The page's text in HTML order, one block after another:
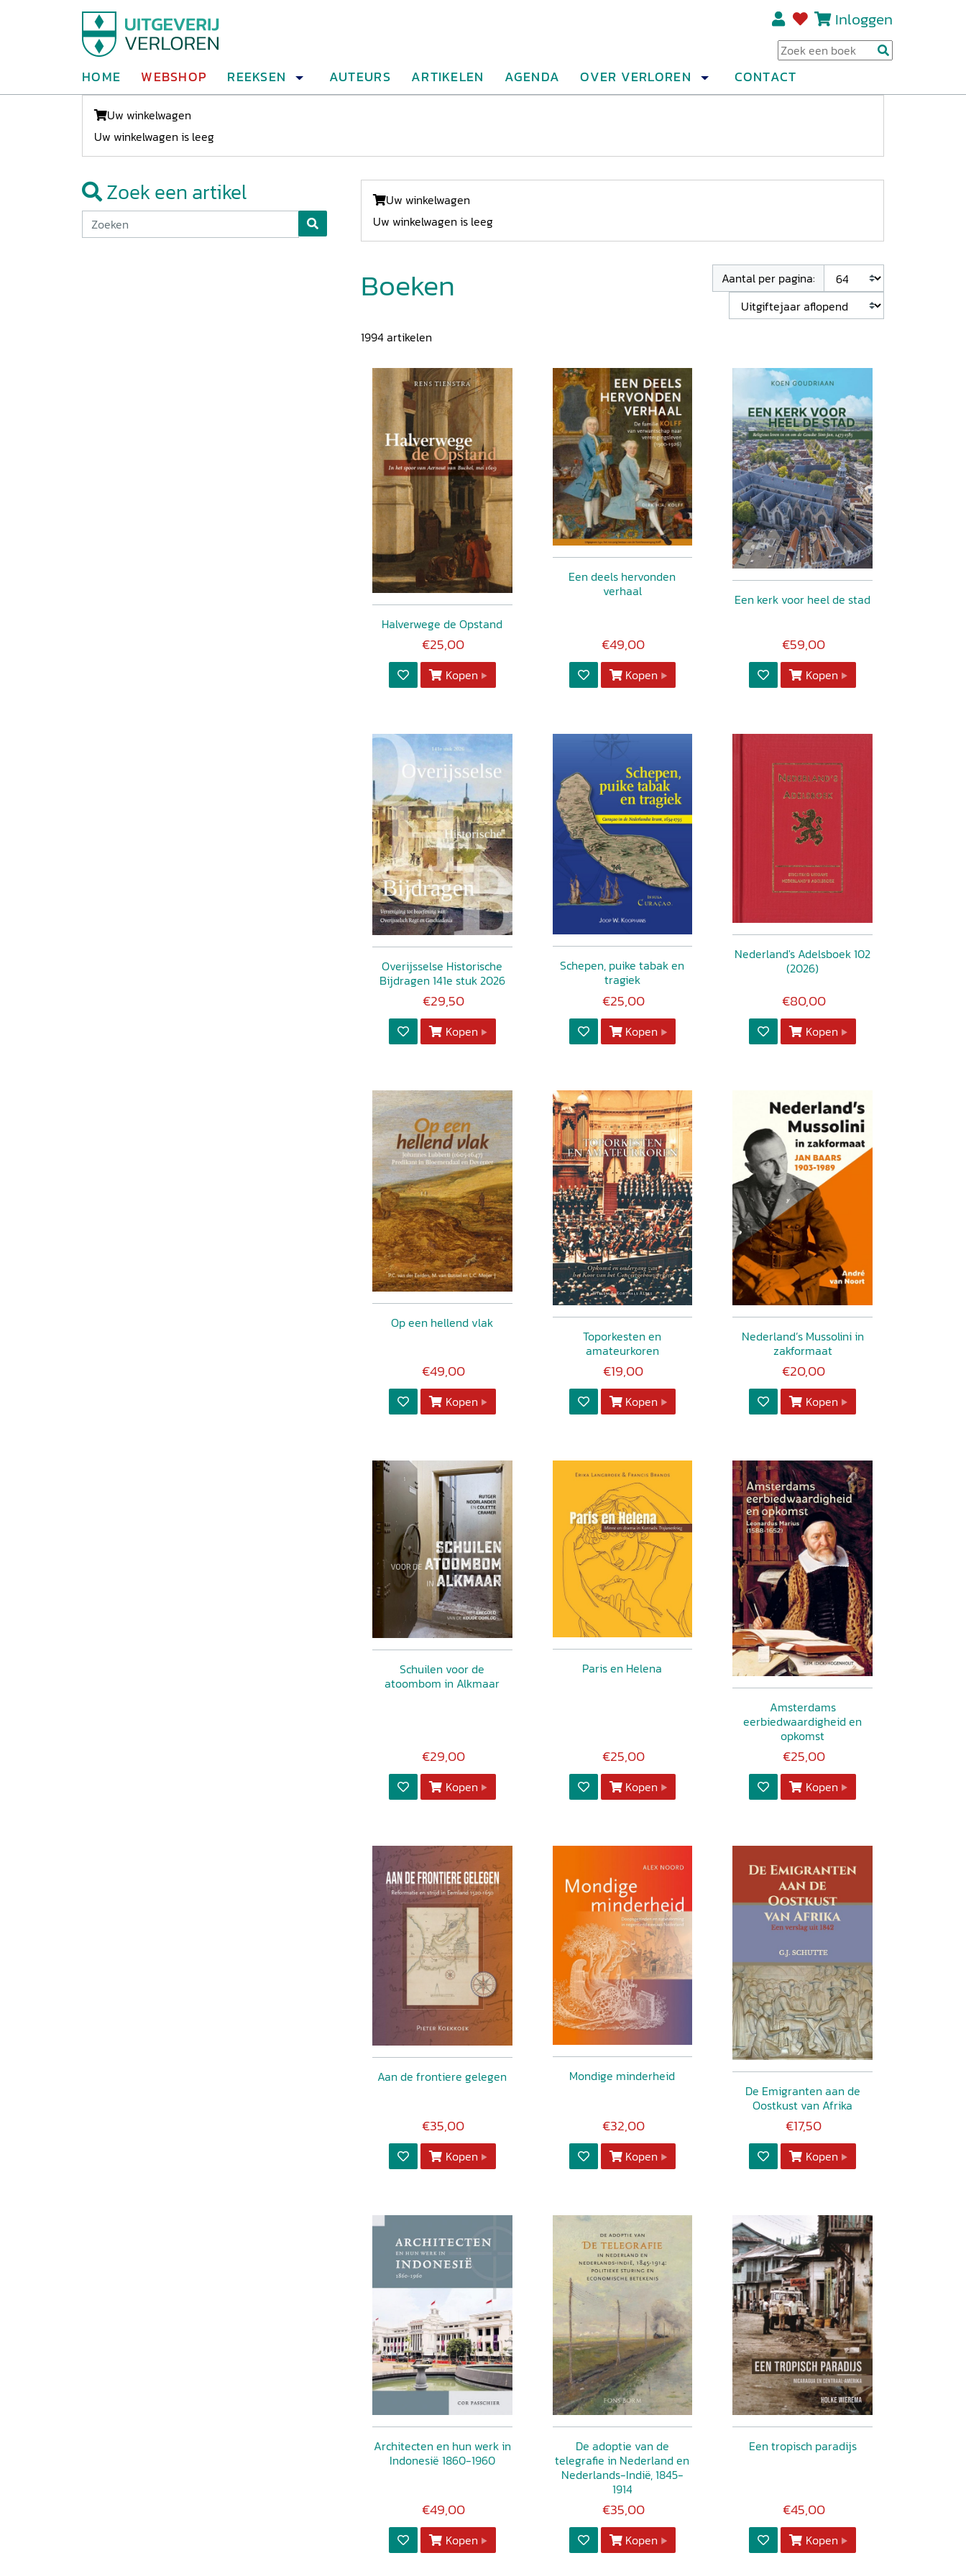
Inloggen
HOME WEBSHOP REEKSEN AUTEURS ARTIKELEN AGENDA OVER VERLOREN CONTACT
Uw winkelwagen
Uw winkelwagen is leeg
Zoek een artikel
Uw winkelwagen
Uw winkelwagen is leeg
Boeken
1994artikelen
Aantal per pagina:
Halverwege de Opstand
€25,00
Kopen
Een deels hervonden
verhaal
€49,00
Kopen
Een kerk voor heel de stad
€59,00
Kopen
Overijsselse Historische
Bijdragen 141e stuk 2026
€29,50
Kopen
Schepen, puike tabak en
tragiek
€25,00
Kopen
Nederland's Adelsboek 102
(2026)
€80,00
Kopen
Op een hellend vlak
€49,00
Kopen
Toporkesten en
amateurkoren
€19,00
Kopen
Nederland’s Mussolini in
zakformaat
€20,00
Kopen
Schuilen voor de
atoombom in Alkmaar
€29,00
Kopen
Paris en Helena
€25,00
Kopen
Amsterdams
eerbiedwaardigheid en
opkomst
€25,00
Kopen
Aan de frontiere gelegen
€35,00
Kopen
Mondige minderheid
€32,00
Kopen
De Emigranten aan de
Oostkust van Afrika
€17,50
Kopen
Architecten en hun werk in
Indonesië 1860-1960
€49,00
Kopen
De adoptie van de
telegrafie in Nederland en
Nederlands-Indië, 1845-
1914
€35,00
Kopen
Een tropisch paradijs
€45,00
Kopen